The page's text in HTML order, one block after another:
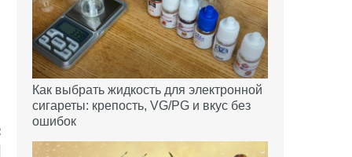
Как выбрать жидкость для электронной
сигареты: крепость, VG/PG и вкус без
ошибок